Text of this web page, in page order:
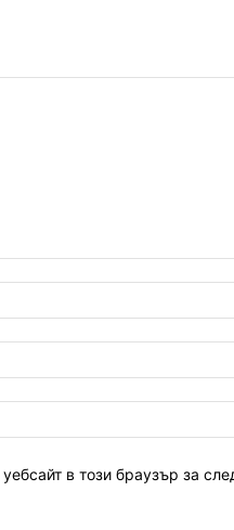
в този браузър за